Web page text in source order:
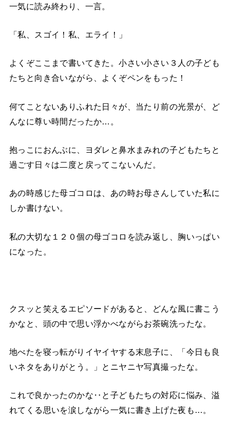
一気に読み終わり、一言。
「私、スゴイ！私、エライ！」
よくぞここまで書いてきた。小さい小さい３人の子ども
たちと向き合いながら、よくぞペンをもった！
何てことないありふれた日々が、当たり前の光景が、ど
んなに尊い時間だったか…。
抱っこにおんぶに、ヨダレと鼻水まみれの子どもたちと
過ごす日々は二度と戻ってこないんだ。
あの時感じた母ゴコロは、あの時お母さんしていた私に
しか書けない。
私の大切な１２０個の母ゴコロを読み返し、胸いっぱい
になった。
クスッと笑えるエピソードがあると、どんな風に書こう
かなと、頭の中で思い浮かべながらお茶碗洗ったな。
地べたを寝っ転がりイヤイヤする末息子に、「今日も良
いネタをありがとう。」とニヤニヤ写真撮ったな。
これで良かったのかな‥と子どもたちの対応に悩み、溢
れてくる思いを涙しながら一気に書き上げた夜も…。